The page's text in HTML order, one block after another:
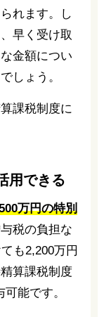
れます。し
早く受け取
金額につい
しょう。
課税制度に
用できる
万円の特別
税の負担な
も2,200万円
算課税制度
能です。